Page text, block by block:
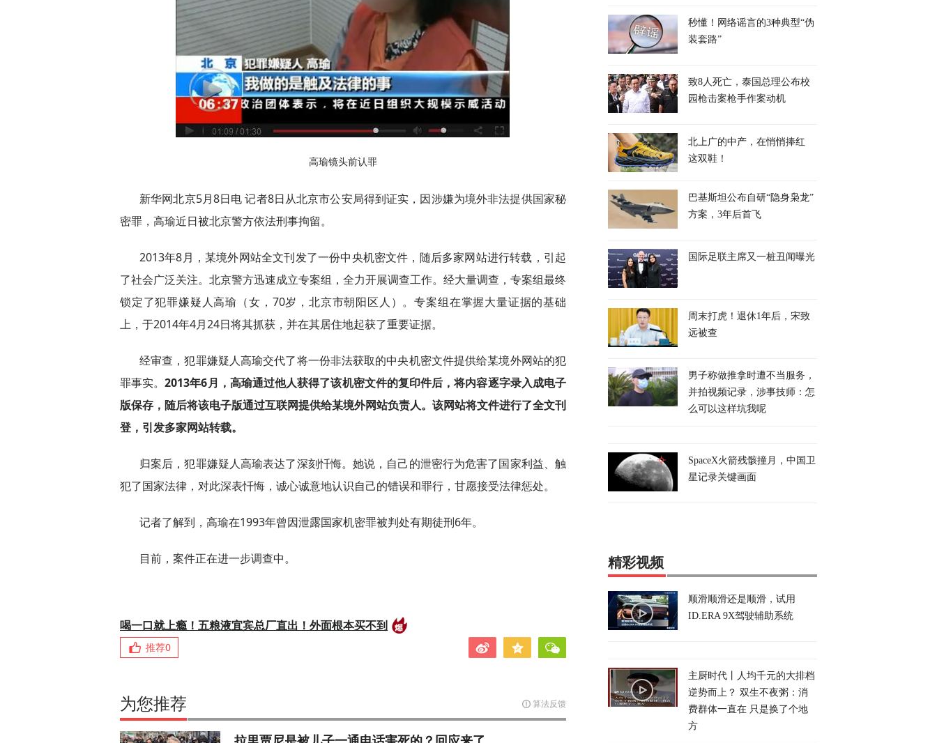
高瑜镜头前认罪
新华网北京5月8日电 记者8日从北京市公安局得到证实，因涉嫌为境外非法提供国家秘
密罪，高瑜近日被北京警方依法刑事拘留。
2013年8月，某境外网站全文刊发了一份中央机密文件，随后多家网站进行转载，引起
了社会广泛关注。北京警方迅速成立专案组，全力开展调查工作。经大量调查，专案组最终
锁定了犯罪嫌疑人高瑜（女，70岁，北京市朝阳区人）。专案组在掌握大量证据的基础
上，于2014年4月24日将其抓获，并在其居住地起获了重要证据。
经审查，犯罪嫌疑人高瑜交代了将一份非法获取的中央机密文件提供给某境外网站的犯
罪事实。2013年6月，高瑜通过他人获得了该机密文件的复印件后，将内容逐字录入成电子
版保存，随后将该电子版通过互联网提供给某境外网站负责人。该网站将文件进行了全文刊
登，引发多家网站转载。
归案后，犯罪嫌疑人高瑜表达了深刻忏悔。她说，自己的泄密行为危害了国家利益、触
犯了国家法律，对此深表忏悔，诚心诚意地认识自己的错误和罪行，甘愿接受法律惩处。
记者了解到，高瑜在1993年曾因泄露国家机密罪被判处有期徒刑6年。
目前，案件正在进一步调查中。
喝一口就上瘾！五粮液宜宾总厂直出！外面根本买不到
推荐0
为您推荐 算法反馈
秒懂！网络谣言的3种典型“伪
装套路”
致8人死亡，泰国总理公布校
园枪击案枪手作案动机
北上广的中产，在悄悄捧红
这双鞋！
巴基斯坦公布自研“隐身枭龙”
方案，3年后首飞
国际足联主席又一桩丑闻曝光
周末打虎！退休1年后，宋致
远被查
男子称做推拿时遭不当服务，
并拍视频记录，涉事技师：怎
么可以这样坑我呢
SpaceX火箭残骸撞月，中国卫
星记录关键画面
精彩视频
顺滑顺滑还是顺滑，试用
ID.ERA 9X驾驶辅助系统
主厨时代丨人均千元的大排档
逆势而上？ 双生不夜粥：消
费群体一直在 只是换了个地
方